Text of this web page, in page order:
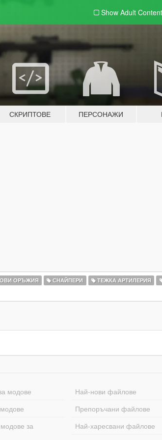
Show Adult Content
СКРИПТОВЕ ПЕРСОНАЖИ
ОРЪЖИЯ СНАЙПЕРИ ТЕЖКА АРТИЛЕРИЯ
модове
за
Най-нови файлове
Препоръчани файлове
Най-харесвани файлове